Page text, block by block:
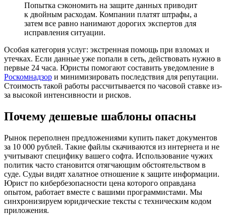
Попытка сэкономить на защите данных приводит
к двойным расходам. Компании платят штрафы, а
затем все равно нанимают дорогих экспертов для
исправления ситуации.
Особая категория услуг: экстренная помощь при взломах и
утечках. Если данные уже попали в сеть, действовать нужно в
первые 24 часа. Юристы помогают составить уведомление в
Роскомнадзор и минимизировать последствия для репутации.
Стоимость такой работы рассчитывается по часовой ставке из-
за высокой интенсивности и рисков.
Почему дешевые шаблоны опасны
Рынок переполнен предложениями купить пакет документов
за 10 000 рублей. Такие файлы скачиваются из интернета и не
учитывают специфику вашего софта. Использование чужих
политик часто становится отягчающим обстоятельством в
суде. Судьи видят халатное отношение к защите информации.
Юрист по кибербезопасности цена которого оправдана
опытом, работает вместе с вашими программистами. Мы
синхронизируем юридические тексты с техническим кодом
приложения.